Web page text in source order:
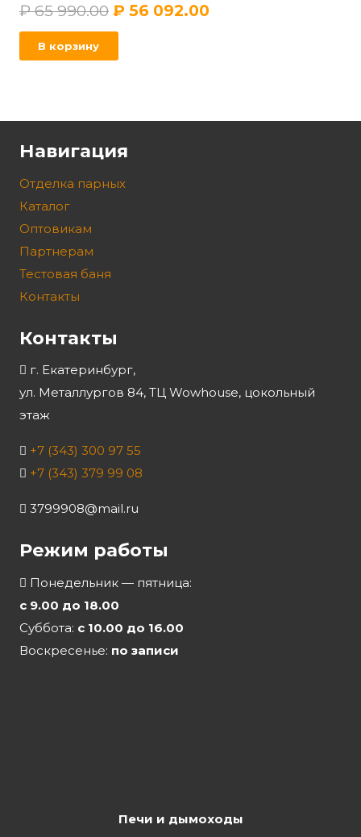
₽65 990.00 ₽ 56 092.00
В корзину
Навигация
Отделка парных
Каталог
Оптовикам
Партнерам
Тестовая баня
Контакты
Контакты
г. Екатеринбург,
ул. Металлургов 84, ТЦ Wowhouse, цокольный
этаж
+7 (343) 300 97 55
+7 (343) 379 99 08
3799908@mail.ru
Режим работы
Понедельник — пятница:
с 9.00 до 18.00
Суббота: с 10.00 до 16.00
Воскресенье: по записи
Печи и дымоходы